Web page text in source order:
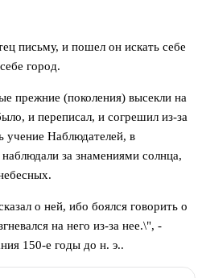
письму, и пошел он искать себе
город.
прежние (поколения) высекли на
и переписал, и согрешил из-за
учение Наблюдателей, в
за знамениями солнца,
о ней, ибо боялся говорить о
на него из-за нее.\", -
150-е годы до н. э..